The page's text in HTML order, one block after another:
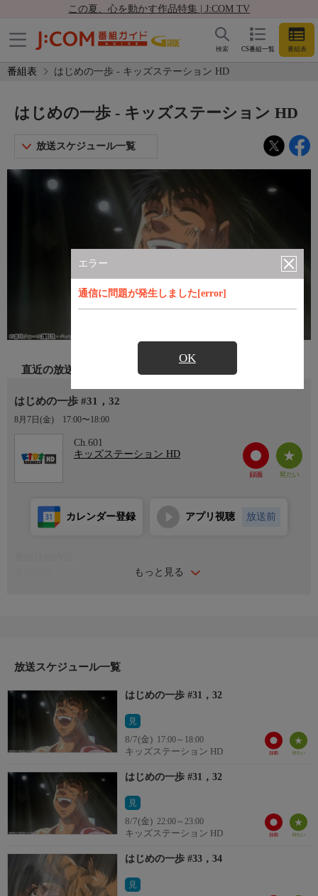
この夏、心を動かす作品特集 | J:COM TV
CS番組一覧 番組表
検索
番組表 はじめの一歩 - キッズステーション HD
エラー
通信に問題が発生しました[error]
OK
はじめの一歩 - キッズステーション HD
放送スケジュール一覧
直近の放送
はじめの一歩 #31，32
8月7日(金) 17:00〜18:00
Ch.601
キッズステーション HD
もっと見る
カレンダー登録 アプリ視聴 放送前
ら実家の経営する釣り舟屋を手伝う、健気な孝行息子である。や
う。しかし、ある日偶然通りがかったプロボクサー・鷹村 守に
助けられ、ボクシングの魅力にとりつかれてしまう。日ごろ、
「もっと強くなりたい」と願っていた一歩は、ひたすらに努力を
重ね、プロボクサーになってゆく。
＃３１「激闘の足跡」＃３２「右を打て！」
放送スケジュール一覧
はじめの一歩 #31，32
見
8/7(金) 17:00～18:00
キッズステーション HD
はじめの一歩 #31，32
見
8/7(金) 22:00～23:00
キッズステーション HD
はじめの一歩 #33，34
見